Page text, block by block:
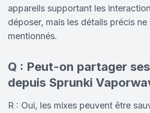
appareils supportant les
déposer, mais les détails précis
mentionnés.
Q : Peut-on partager
depuis Sprunki
R : Oui, les mixes peuvent être